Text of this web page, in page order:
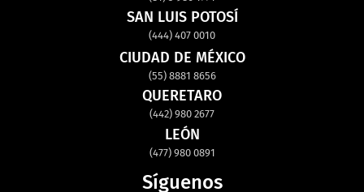
SAN LUIS POTOSÍ
(444) 407 0010
CIUDAD DE MÉXICO
(55) 8881 8656
QUERETARO
(442) 980 2677
LEÓN
(477) 980 0891
Síguenos